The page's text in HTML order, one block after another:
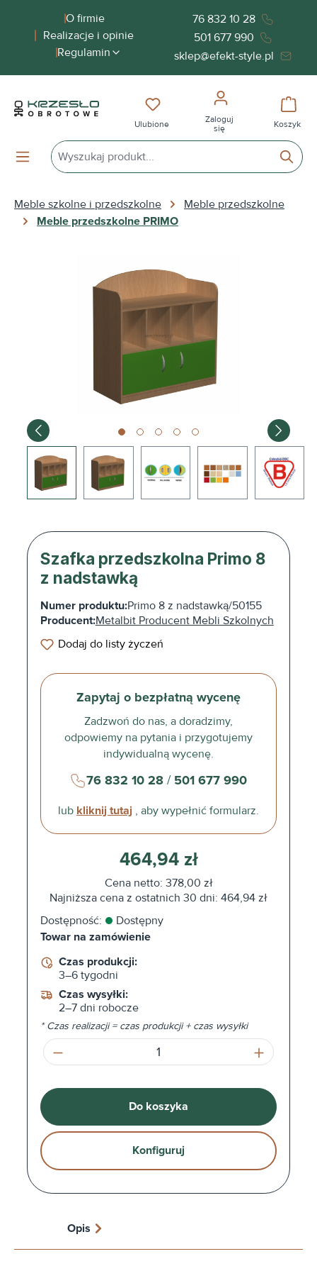
zawartościO firmie
Realizacje i opinie
Regulamin
76 832 10 28
501 677 990
sklep@efekt-style.pl
Masz 0 przedmioty na liście
Ulubione
Zaloguj
się
Koszyk
Meble szkolne i przedszkolne
Meble przedszkolne
Meble przedszkolne PRIMO
Szafka przedszkolna Primo 8
z nadstawką
Numer produktu:Primo 8 z nadstawką/50155
Producent:Metalbit Producent Mebli Szkolnych
Dodaj do listy życzeń
Zapytaj o bezpłatną wycenę
Zadzwoń do nas, a doradzimy,
odpowiemy na pytania i przygotujemy
indywidualną wycenę.
76 832 10 28/ 501 677 990
lub kliknij tutaj , aby wypełnić formularz.
464,94 zł
Cena netto: 378,00 zł
Najniższa cena z ostatnich 30 dni: 464,94 zł
Dostępność:
Dostępny
Towar na zamówienie
Czas produkcji:
3–6 tygodni
Czas wysyłki:
2–7 dni robocze
* Czas realizacji = czas produkcji + czas wysyłki
Ilość produktu: Wprowadź żądaną
Do koszyka
Konfiguruj
Opis